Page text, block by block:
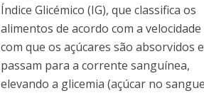
Índice Glicémico (IG), que classifica os
alimentos de acordo com a velocidade
com que os açúcares são absorvidos e
passam para a corrente sanguínea,
elevando a glicemia (açúcar no